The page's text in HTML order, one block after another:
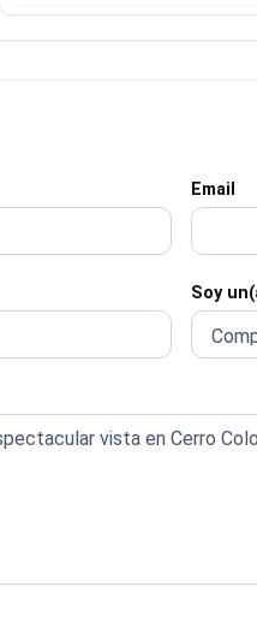
Email
Soy